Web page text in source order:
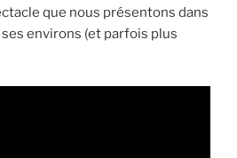
que nous présentons dans
environs (et parfois plus